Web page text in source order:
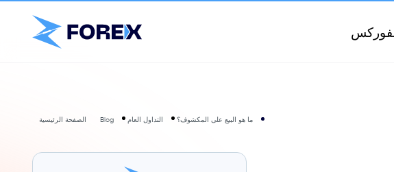
الصفحة الرئيسية Blog التداول العام ما هو البيع على المكشوف؟